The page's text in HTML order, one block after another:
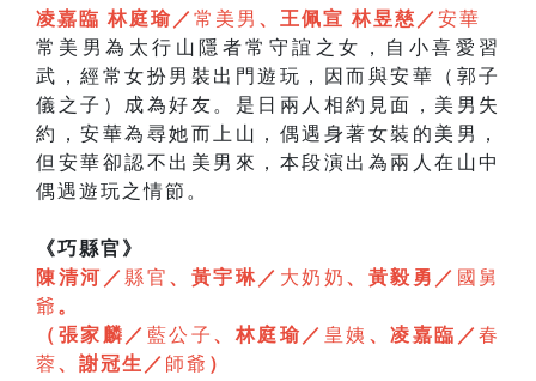
凌嘉臨 林庭瑜／ 常美男 、王佩宣 林昱慈／ 安華
常美男為太行山隱者常守誼之女，自小喜愛習
武，經常女扮男裝出門遊玩，因而與安華（郭子
儀之子）成為好友。是日兩人相約見面，美男失
約，安華為尋她而上山，偶遇身著女裝的美男，
但安華卻認不出美男來，本段演出為兩人在山中
偶遇遊玩之情節。
《巧縣官》
陳清河／ 縣官 、黃宇琳／ 大奶奶 、黃毅勇／ 國舅
爺 。
（張家麟／ 藍公子 、林庭瑜／ 皇姨 、凌嘉臨／ 春
蓉、謝冠生／ 師爺 ）